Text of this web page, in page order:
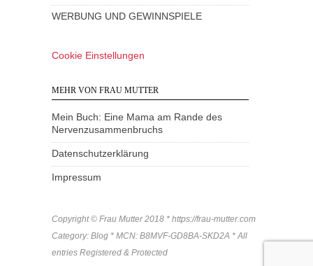
WERBUNG UND GEWINNSPIELE
Cookie Einstellungen
MEHR VON FRAU MUTTER
Mein Buch: Eine Mama am Rande des
Nervenzusammenbruchs
Datenschutzerklärung
Impressum
Copyright © Frau Mutter 2018 * https://frau-mutter.com
Category: Blog * MCN: B8MVF-GD8BA-SKD2A * All
entries Registered & Protected